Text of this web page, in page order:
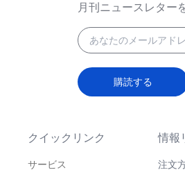
クイックリンク
サービス
情報
注文
月刊ニュースレター
購読する